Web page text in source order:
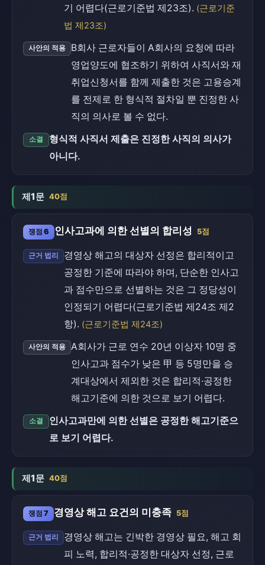
기 어렵다(근로기준법 제23조). (근로기준
법 제23조)
사안의 적용
B회사 근로자들이 A회사의 요청에 따라
영업양도에 협조하기 위하여 사직서와 재
취업신청서를 함께 제출한 것은 고용승계
를 전제로 한 형식적 절차일 뿐 진정한 사
직의 의사로 볼 수 없다.
소결
형식적 사직서 제출은 진정한 사직의 의사가
아니다.
제1문 40점
쟁점 6 인사고과에 의한 선별의 합리성 5점
근거 법리
경영상 해고의 대상자 선정은 합리적이고
공정한 기준에 따라야 하며, 단순한 인사고
과 점수만으로 선별하는 것은 그 정당성이
인정되기 어렵다(근로기준법 제24조 제2
항). (근로기준법 제24조)
사안의 적용
A회사가 근로 연수 20년 이상자 10명 중
인사고과 점수가 낮은 甲 등 5명만을 승
계대상에서 제외한 것은 합리적·공정한
해고기준에 의한 것으로 보기 어렵다.
소결
인사고과만에 의한 선별은 공정한 해고기준으
로 보기 어렵다.
제1문 40점
쟁점 7 경영상 해고 요건의 미충족 5점
근거 법리
경영상 해고는 긴박한 경영상 필요, 해고 회
피 노력, 합리적·공정한 대상자 선정, 근로